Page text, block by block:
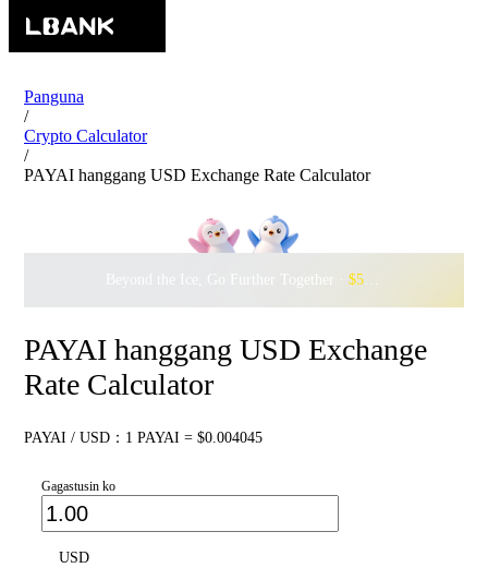
Panguna
/
Crypto Calculator
/
PAYAI hanggang USD Exchange Rate Calculator
Beyond the Ice, Go Further Together · $500,000
PAYAI hanggang USD Exchange
Rate Calculator
PAYAI / USD：1 PAYAI = $0.004045
Gagastusin ko
USD